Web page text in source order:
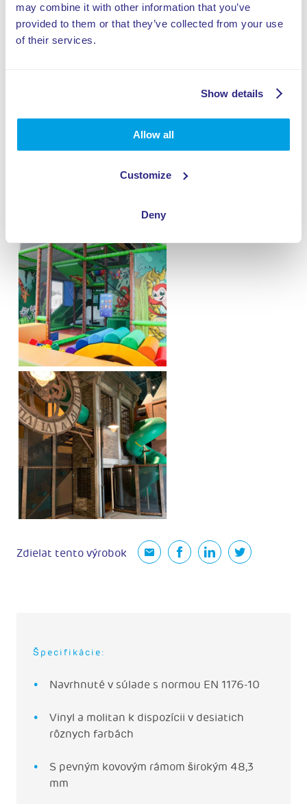
may combine it with other information that you’ve
provided to them or that they’ve collected from your use
of their services.
Show details
Allow all
Customize
Deny
Zdielat tento výrobok
Špecifikácie:
Navrhnuté v súlade s normou EN 1176-10
Vinyl a molitan k dispozícii v desiatich
rôznych farbách
S pevným kovovým rámom širokým 48,3
mm